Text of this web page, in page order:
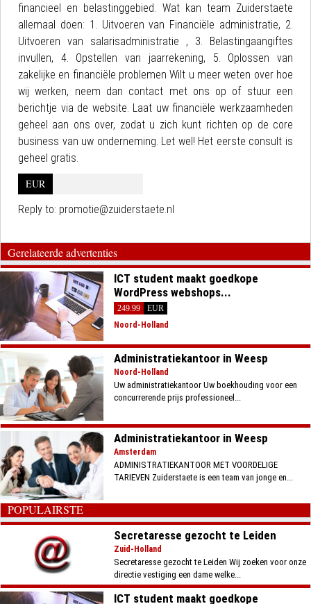
financieel en belastinggebied. Wat kan team Zuiderstaete
allemaal doen: 1. Uitvoeren van Financiële administratie, 2.
Uitvoeren van salarisadministratie , 3. Belastingaangiftes
invullen, 4. Opstellen van jaarrekening, 5. Oplossen van
zakelijke en financiële problemen Wilt u meer weten over hoe
wij werken, neem dan contact met ons op of stuur een
berichtje via de website. Laat uw financiële werkzaamheden
geheel aan ons over, zodat u zich kunt richten op de core
business van uw onderneming. Let wel! Het eerste consult is
geheel gratis.
EUR
Reply to: promotie@zuiderstaete.nl
Gerelateerde advertenties
ICT student maakt goedkope
WordPress webshops...
249.99
EUR
Noord-Holland
Administratiekantoor in Weesp
Noord-Holland
Uw administratiekantoor Uw boekhouding voor een
concurrerende prijs professioneel...
Administratiekantoor in Weesp
Amsterdam
ADMINISTRATIEKANTOOR MET VOORDELIGE
TARIEVEN Zuiderstaete is een team van jonge en...
POPULAIRSTE
Secretaresse gezocht te Leiden
Zuid-Holland
Secretaresse gezocht te Leiden Wij zoeken voor onze
directie vestiging een dame welke...
ICT student maakt goedkope